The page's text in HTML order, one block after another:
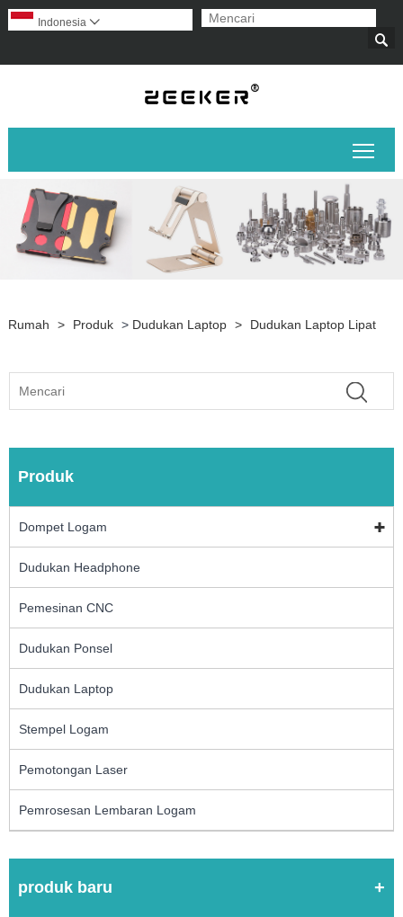

Indonesia 
Rumah > Produk > Dudukan Laptop > Dudukan Laptop Lipat
Produk
Dompet Logam
Dudukan Headphone
Pemesinan CNC
Dudukan Ponsel
Dudukan Laptop
Stempel Logam
Pemotongan Laser
Pemrosesan Lembaran Logam
produk baru